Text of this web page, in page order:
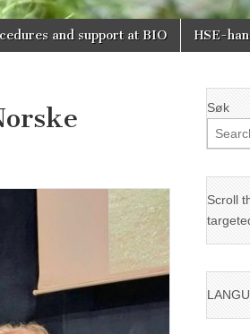
and support at BIO HSE-
Søk
Scroll